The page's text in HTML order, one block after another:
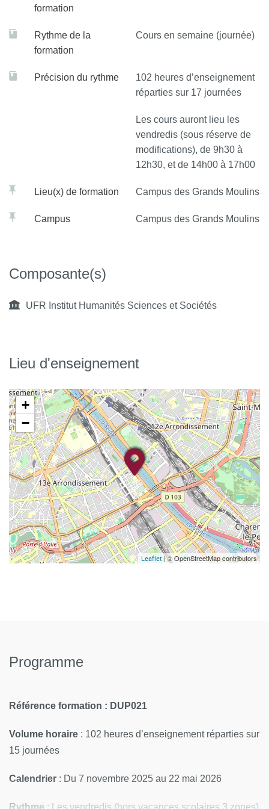
formation
Rythme de la
formation
Cours en semaine (journée)
Précision du rythme
102 heures d’enseignement
réparties sur 17 journées
Les cours auront lieu les
vendredis (sous réserve de
modifications), de 9h30 à
12h30, et de 14h00 à 17h00
Lieu(x) de formation Campus des Grands Moulins
Campus Campus des Grands Moulins
Composante(s)
UFR Institut Humanités Sciences et Sociétés
Lieu d'enseignement
+
−
Leaflet | © OpenStreetMap contributors
Programme
Référence formation : DUP021
Volume horaire : 102 heures d’enseignement réparties sur
15 journées
Calendrier : Du 7 novembre 2025 au 22 mai 2026
Rythme : Les vendredis (hors vacances scolaires 3 zones)